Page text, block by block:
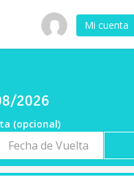
Mi cuenta
2026
(opcional)